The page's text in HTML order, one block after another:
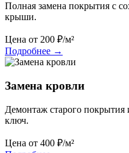
Полная замена покрытия с
крыши.
Цена от 200 ₽/м²
Подробнее →
Замена кровли
Демонтаж старого
ключ.
Цена от 400 ₽/м²